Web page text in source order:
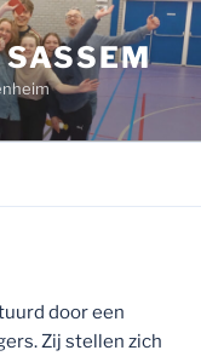
door een
Zij stellen zich